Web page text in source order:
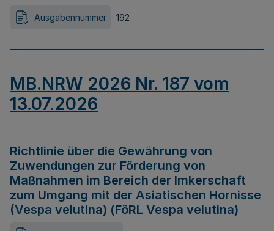
Ausgabennummer 192
MB.NRW 2026 Nr. 187 vom
13.07.2026
Richtlinie über die Gewährung von
Zuwendungen zur Förderung von
Maßnahmen im Bereich der Imkerschaft
zum Umgang mit der Asiatischen Hornisse
(Vespa velutina) (FöRL Vespa velutina)